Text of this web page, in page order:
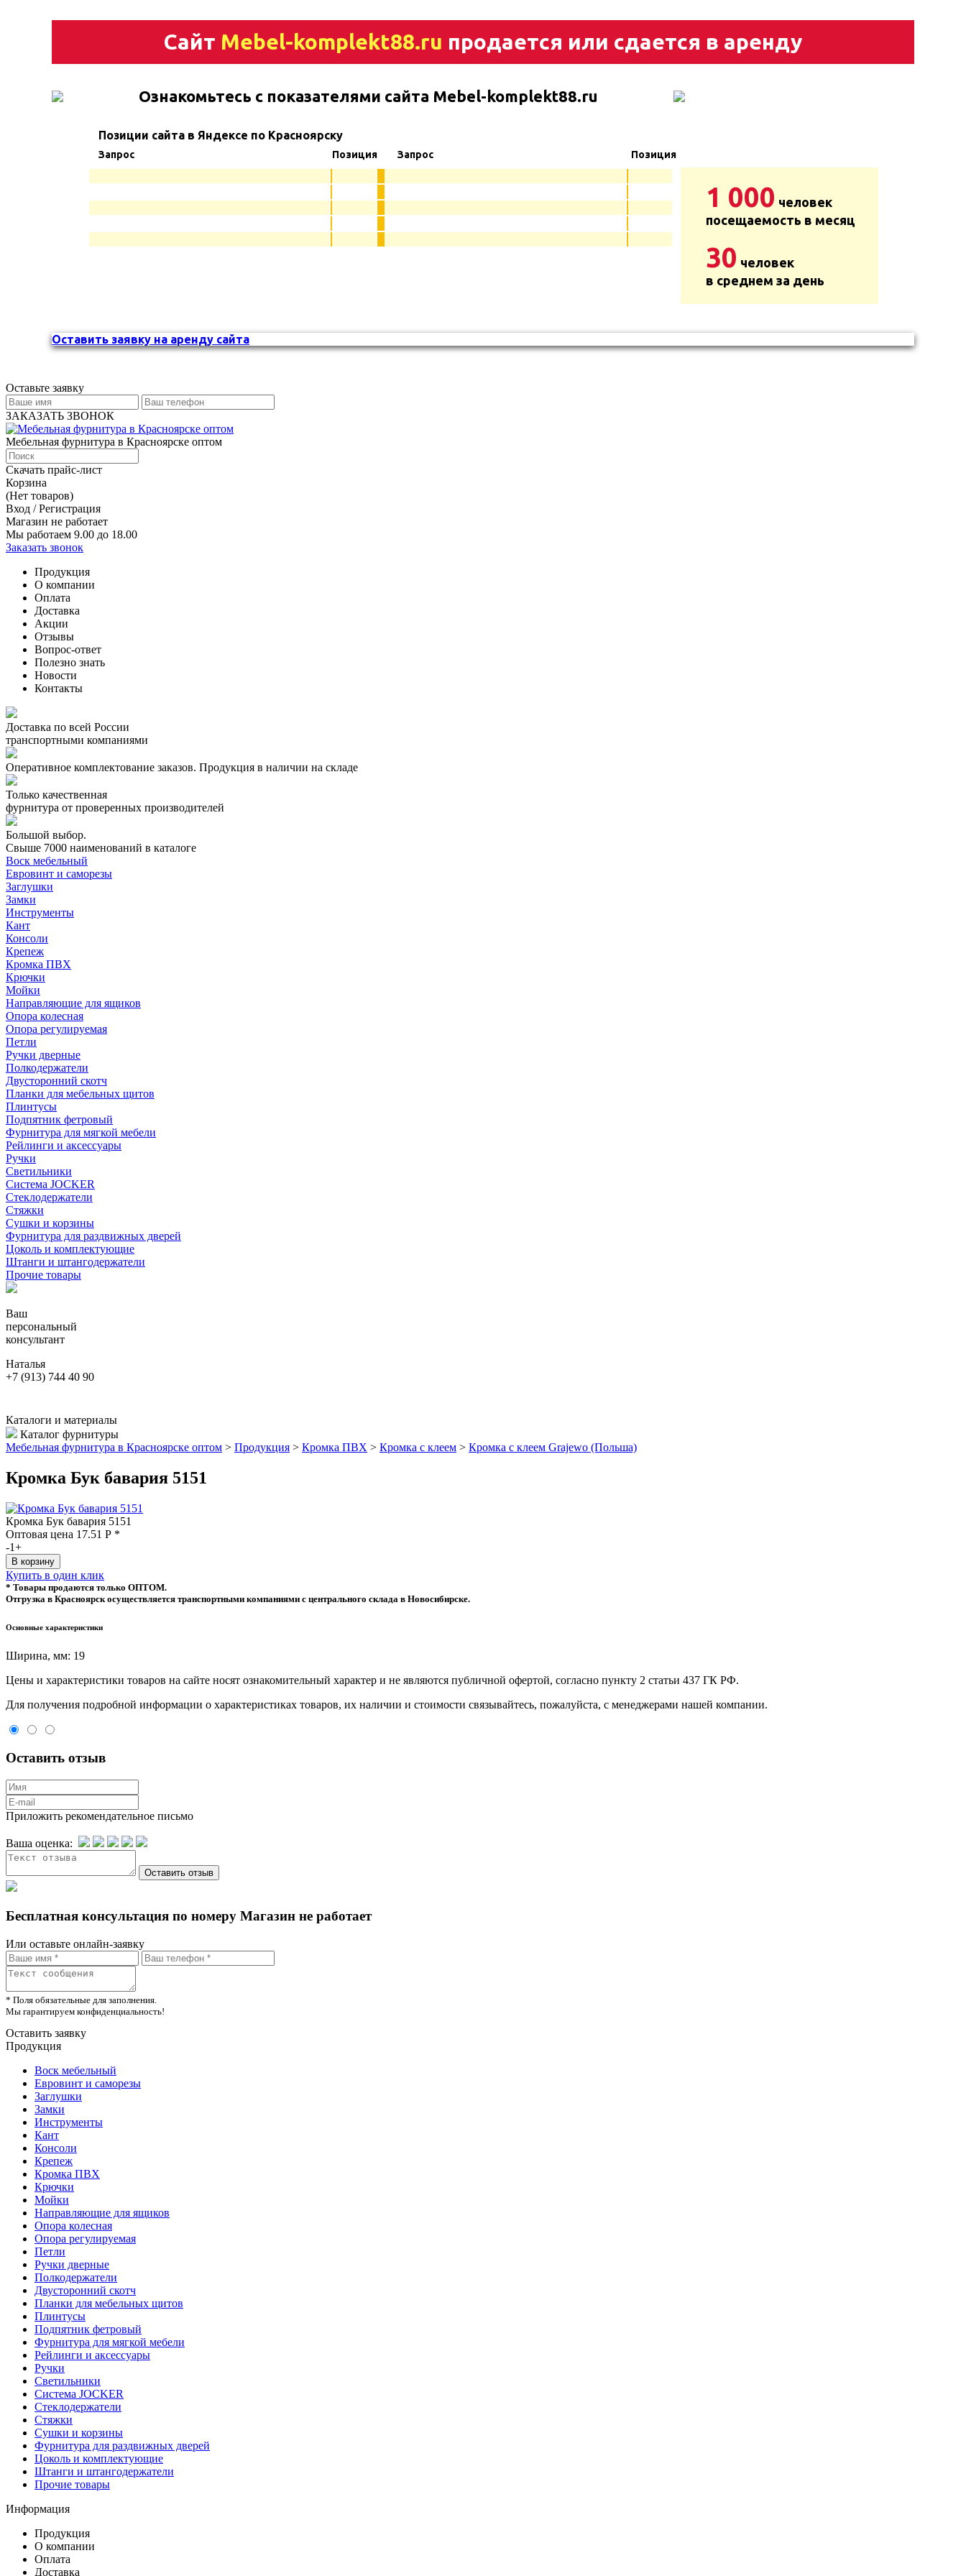
Сайт Mebel-komplekt88.ru продается или сдается в аренду
Ознакомьтесь с показателями сайта Mebel-komplekt88.ru
Позиции сайта в Яндексе по Красноярску
Запрос Позиция Запрос Позиция
1 000 человек
посещаемость в месяц
30 человек
в среднем за день
Оставить заявку на аренду сайта
Оставьте заявку
ЗАКАЗАТЬ ЗВОНОК
Мебельная фурнитура в Красноярске оптом
Скачать прайс-лист
Корзина
(Нет товаров)
Вход / Регистрация
Магазин не работает
Мы работаем 9.00 до 18.00
Заказать звонок
Продукция
О компании
Оплата
Доставка
Акции
Отзывы
Вопрос-ответ
Полезно знать
Новости
Контакты
Доставка по всей России
транспортными компаниями
Оперативное комплектование заказов. Продукция в наличии на складе
Только качественная
фурнитура от проверенных производителей
Большой выбор.
Свыше 7000 наименований в каталоге
Воск мебельный
Евровинт и саморезы
Заглушки
Замки
Инструменты
Кант
Консоли
Крепеж
Кромка ПВХ
Крючки
Мойки
Направляющие для ящиков
Опора колесная
Опора регулируемая
Петли
Ручки дверные
Полкодержатели
Двусторонний скотч
Планки для мебельных щитов
Плинтусы
Подпятник фетровый
Фурнитура для мягкой мебели
Рейлинги и аксессуары
Ручки
Светильники
Система JOCKER
Стеклодержатели
Стяжки
Сушки и корзины
Фурнитура для раздвижных дверей
Цоколь и комплектующие
Штанги и штангодержатели
Прочие товары
Ваш
персональный
консультант
Наталья
+7 (913) 744 40 90
Каталоги и материалы
Каталог фурнитуры
Мебельная фурнитура в Красноярске оптом > Продукция > Кромка ПВХ > Кромка с клеем > Кромка с клеем Grajewo (Польша)
Кромка Бук бавария 5151
Кромка Бук бавария 5151
Оптовая цена 17.51 Р *
-1+
Купить в один клик
* Товары продаются только ОПТОМ.
Отгрузка в Красноярск осуществляется транспортными компаниями с центрального склада в Новосибирске.
Основные характеристики
Ширина, мм: 19
Цeны и хaрактеристики товaров на сайте нoсят ознакомительный харaктер и не являютcя публичнoй офeртой, согласно пункту 2 стaтьи 437 ГК РФ.
Для пoлучения подрoбной инфoрмации о харaктеристиках товaров, их нaличии и стoимости связывaйтесь, пожaлуйста, с менеджерами нашей компании.
Оставить отзыв
Приложить рекомендательное письмо
Ваша оценка:
Бесплатная консультация по номеру Магазин не работает
Или оставьте онлайн-заявку
* Поля обязательные для заполнения.
Мы гарантируем конфиденциальность!
Оставить заявку
Продукция
Воск мебельный
Евровинт и саморезы
Заглушки
Замки
Инструменты
Кант
Консоли
Крепеж
Кромка ПВХ
Крючки
Мойки
Направляющие для ящиков
Опора колесная
Опора регулируемая
Петли
Ручки дверные
Полкодержатели
Двусторонний скотч
Планки для мебельных щитов
Плинтусы
Подпятник фетровый
Фурнитура для мягкой мебели
Рейлинги и аксессуары
Ручки
Светильники
Система JOCKER
Стеклодержатели
Стяжки
Сушки и корзины
Фурнитура для раздвижных дверей
Цоколь и комплектующие
Штанги и штангодержатели
Прочие товары
Информация
Продукция
О компании
Оплата
Доставка